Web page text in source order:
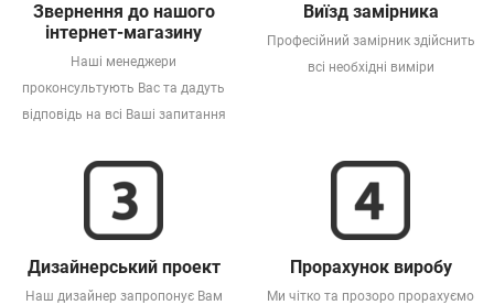
Звернення до нашого
інтернет-магазину
Наші менеджери
проконсультують Вас та дадуть
відповідь на всі Ваші запитання
Виїзд замірника
Професійний замірник здійснить
всі необхідні виміри
Дизайнерський проект
Наш дизайнер запропонує Вам
Прорахунок виробу
Ми чітко та прозоро прорахуємо